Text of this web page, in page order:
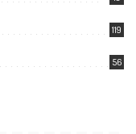
119
56